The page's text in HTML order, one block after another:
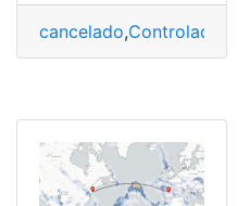
cancelado,Controladores